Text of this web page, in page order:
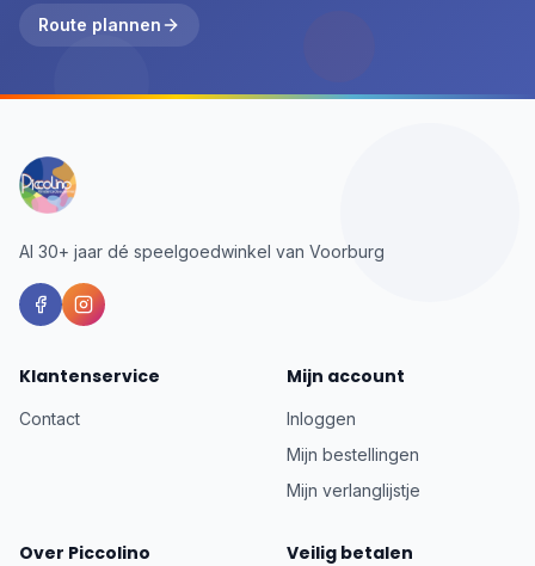
Route plannen
Al 30+ jaar dé speelgoedwinkel van Voorburg
Klantenservice
Contact
Mijn account
Inloggen
Mijn bestellingen
Mijn verlanglijstje
Over Piccolino Veilig betalen